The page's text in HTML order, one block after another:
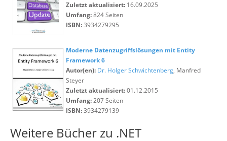
Zuletzt aktualisiert: 16.09.2025
Umfang:824 Seiten
ISBN:3934279295
Moderne Datenzugriffslösungen mit Entity
Framework 6
Autor(en): Dr. Holger Schwichtenberg, Manfred
Steyer
Zuletzt aktualisiert:01.12.2015
Umfang:207 Seiten
ISBN:3934279139
Weitere Bücher zu .NET